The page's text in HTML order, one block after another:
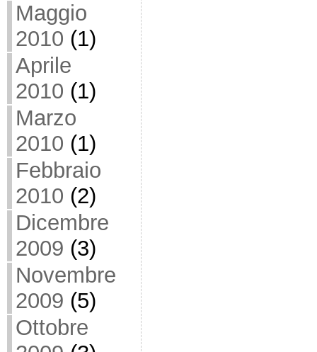
Maggio
2010 (1)
Aprile
2010 (1)
Marzo
2010 (1)
Febbraio
2010 (2)
Dicembre
2009 (3)
Novembre
2009 (5)
Ottobre